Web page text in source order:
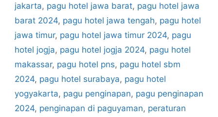
jakarta, pagu hotel jawa barat, pagu hotel jawa
barat 2024, pagu hotel jawa tengah, pagu hotel
jawa timur, pagu hotel jawa timur 2024, pagu
hotel jogja, pagu hotel jogja 2024, pagu hotel
makassar, pagu hotel pns, pagu hotel sbm
2024, pagu hotel surabaya, pagu hotel
yogyakarta, pagu penginapan, pagu penginapan
2024, penginapan di paguyaman, peraturan